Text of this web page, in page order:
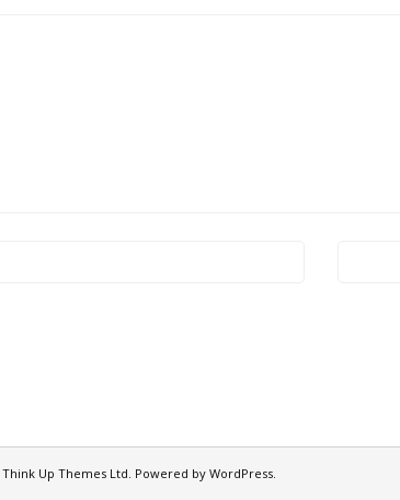
Think Up Themes Ltd. Powered by WordPress.